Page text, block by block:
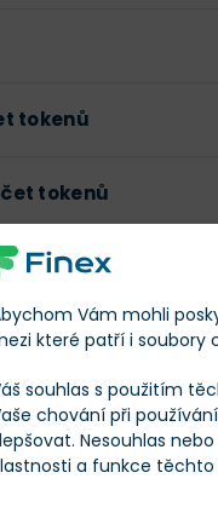
Vám mohli
které patří i soubory
souhlas s použitím
chování při
Nesouhlas
a funkce těchto
tokenů
tokenů
(24h)
24h